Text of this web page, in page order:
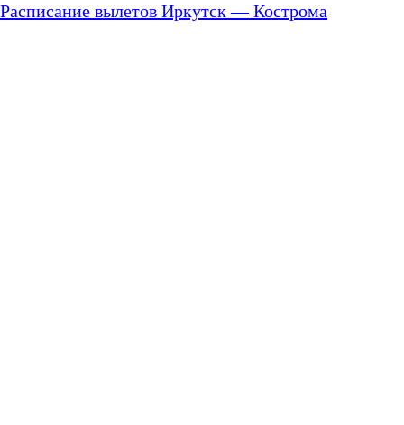
Расписание вылетов Иркутск — Кострома